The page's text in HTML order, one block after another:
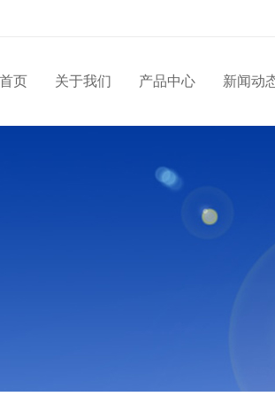
页 关于我们 产品中心 新闻动